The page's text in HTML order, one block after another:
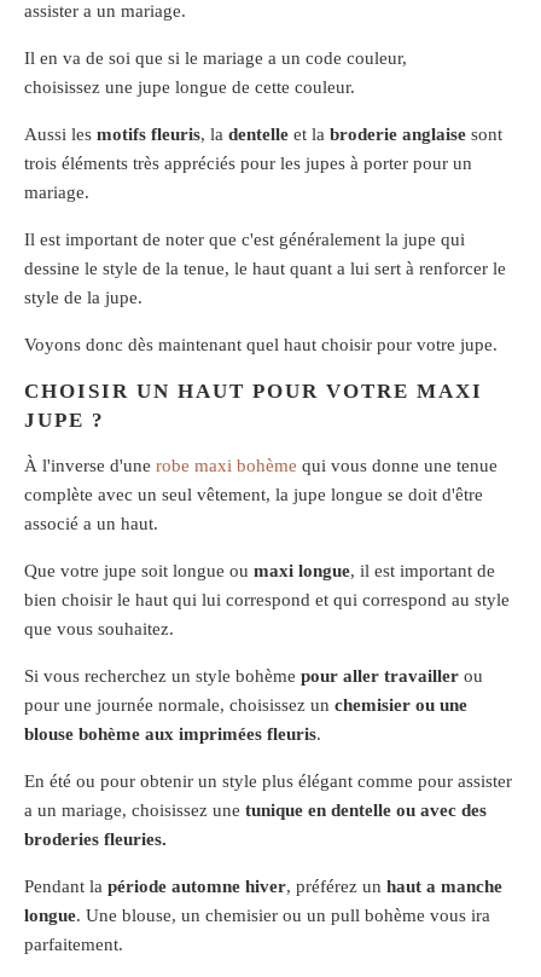
assister a un mariage.
Il en va de soi que si le mariage a un code couleur,
choisissez une jupe longue de cette couleur.
Aussi les motifs fleuris, la dentelle et la broderie anglaise sont
trois éléments très appréciés pour les jupes à porter pour un
mariage.
Il est important de noter que c'est généralement la jupe qui
dessine le style de la tenue, le haut quant a lui sert à renforcer le
style de la jupe.
Voyons donc dès maintenant quel haut choisir pour votre jupe.
CHOISIR UN HAUT POUR VOTRE MAXI
JUPE ?
À l'inverse d'une robe maxi bohème qui vous donne une tenue
complète avec un seul vêtement, la jupe longue se doit d'être
associé a un haut.
Que votre jupe soit longue ou maxi longue, il est important de
bien choisir le haut qui lui correspond et qui correspond au style
que vous souhaitez.
Si vous recherchez un style bohème pour aller travailler ou
pour une journée normale, choisissez un chemisier ou une
blouse bohème aux imprimées fleuris.
En été ou pour obtenir un style plus élégant comme pour assister
a un mariage, choisissez une tunique en dentelle ou avec des
broderies fleuries.
Pendant la période automne hiver, préférez un haut a manche
longue. Une blouse, un chemisier ou un pull bohème vous ira
parfaitement.